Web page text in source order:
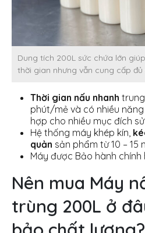
Dung tích 200L sức chứa lớn
thời gian nhưng vẫn cung cấp
Thời gian nấu nhanh
phút/mẻ và có nhiều
hợp cho nhiều mục đích
Hệ thống máy khép kín,
quản sản phẩm từ 10 – 15
Máy được Bảo hành chính
Nên mua Máy
trùng 200L ở